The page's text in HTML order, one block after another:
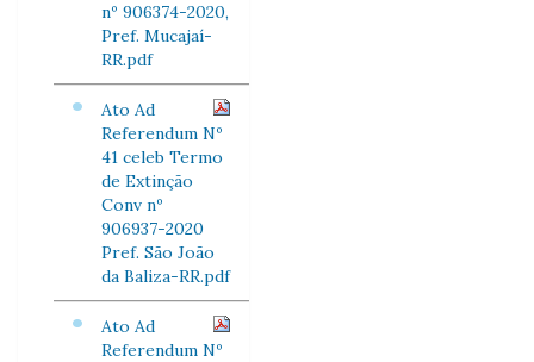
nº 906374-2020,
Pref. Mucajaí-
RR.pdf
Ato Ad
Referendum Nº
41 celeb Termo
de Extinção
Conv nº
906937-2020
Pref. São João
da Baliza-RR.pdf
Ato Ad
Referendum Nº